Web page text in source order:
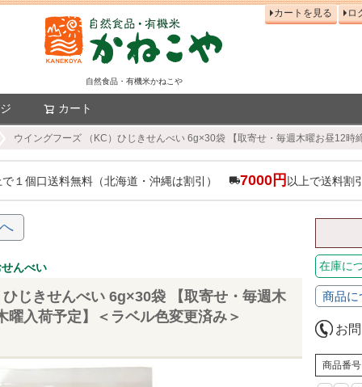
自然食品・有機米かねこや
カートを見る ロ
カート
ウイングフーズ （KC）ひじきせんべい 6g×30袋 【取寄せ・毎週木曜お昼12
で１個口送料無料（北海道・沖縄は割引） 7000円 以上で送料割
んべい
じきせんべい 6g×30袋 【取寄せ・毎週木
入荷予定】＜ラベル色変更済み＞
在庫に
商品に
お
商品番号